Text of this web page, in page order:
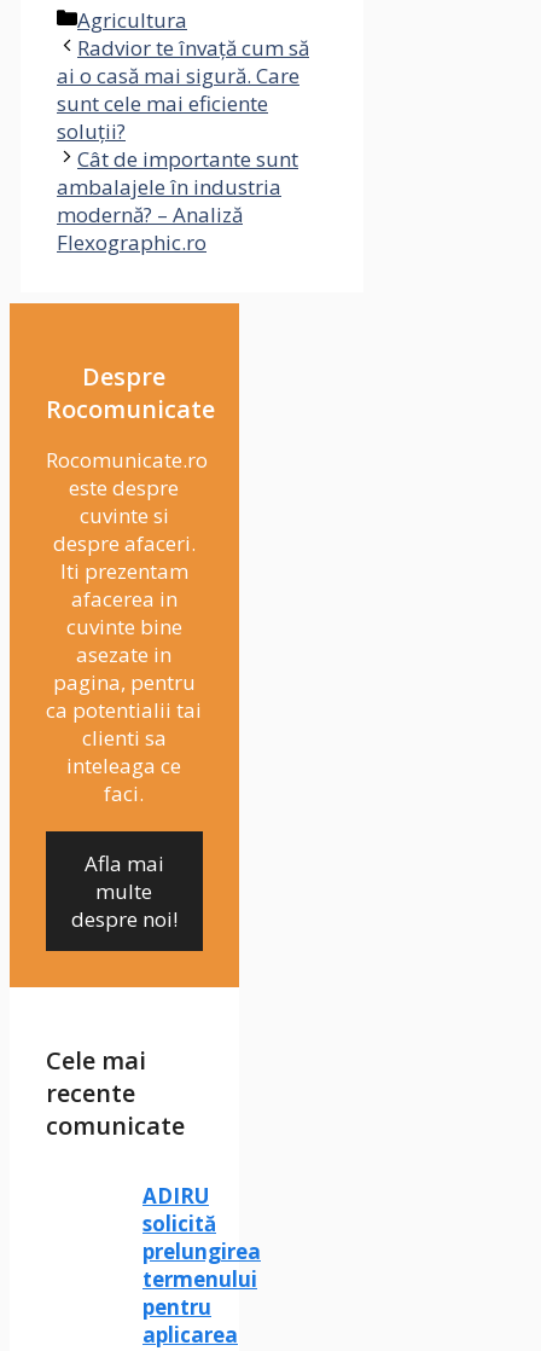
Categories
Agricultura
Radvior te învață cum să
ai o casă mai sigură. Care
sunt cele mai eficiente
soluții?
Cât de importante sunt
ambalajele în industria
modernă? – Analiză
Flexographic.ro
Despre
Rocomunicate
Rocomunicate.ro
este despre
cuvinte si
despre afaceri.
Iti prezentam
afacerea in
cuvinte bine
asezate in
pagina, pentru
ca potentialii tai
clienti sa
inteleaga ce
faci.
Afla mai
multe
despre noi!
Cele mai
recente
comunicate
ADIRU
solicită
prelungirea
termenului
pentru
aplicarea